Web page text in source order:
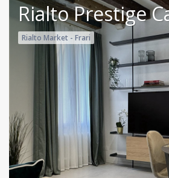
Rialto Prestige
Rialto Market - Frari